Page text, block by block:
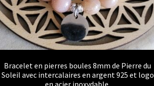
Bracelet en pierres boules 8mm de Pierre du
Soleil avec intercalaires en argent 925 et logo
en acier inoxydable.